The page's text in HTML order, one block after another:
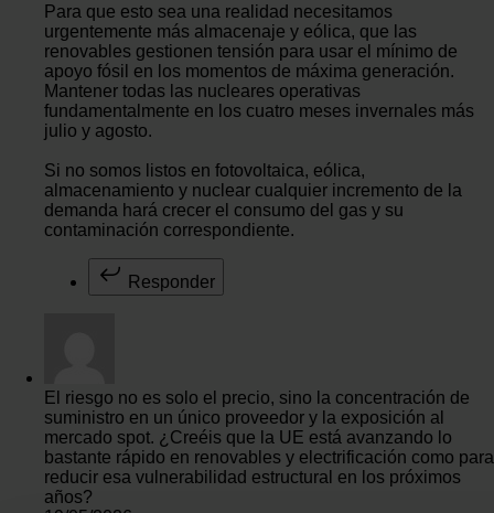
Para que esto sea una realidad necesitamos
urgentemente más almacenaje y eólica, que las
renovables gestionen tensión para usar el mínimo de
apoyo fósil en los momentos de máxima generación.
Mantener todas las nucleares operativas
fundamentalmente en los cuatro meses invernales más
julio y agosto.
Si no somos listos en fotovoltaica, eólica,
almacenamiento y nuclear cualquier incremento de la
demanda hará crecer el consumo del gas y su
contaminación correspondiente.
Responder
El riesgo no es solo el precio, sino la concentración de
suministro en un único proveedor y la exposición al
mercado spot. ¿Creéis que la UE está avanzando lo
bastante rápido en renovables y electrificación como para
reducir esa vulnerabilidad estructural en los próximos
años?